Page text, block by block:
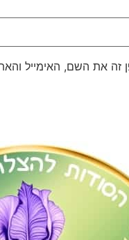
זה את השם, האימייל